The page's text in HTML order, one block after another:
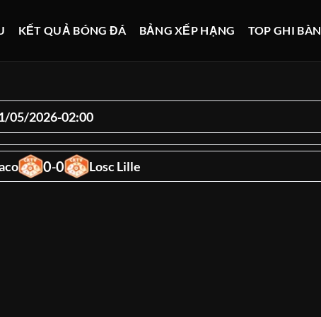
KẾT QUẢ BÓNG ĐÁ BẢNG XẾP HẠNG TOP GHI BÀN
05/2026-02:00
0-0 Losc Lille